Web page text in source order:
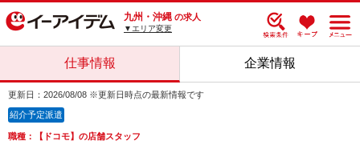
九州・沖縄 の求人
▼エリア変更
仕事情報 企業情報
更新日：2026/08/08 ※更新日時点の最新情報です
紹介予定派遣
職種：【ドコモ】の店舗スタッフ